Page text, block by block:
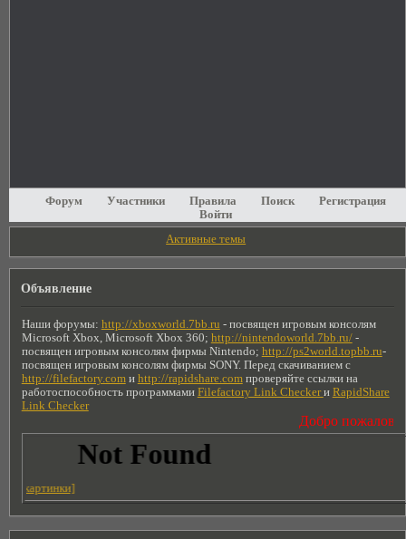
Форум Участники Правила Поиск
Регистрация
Войти
Активные темы
Объявление
Наши форумы: http://xboxworld.7bb.ru - посвящен игровым консолям
Microsoft Xbox, Microsoft Xbox 360; http://nintendoworld.7bb.ru/-
посвящен игровым консолям фирмы Nintendo; http://ps2world.topbb.ru-
посвящен игровым консолям фирмы SONY. Перед скачиванием с
http://filefactory.comи http://rapidshare.comпроверяйте ссылки на
работоспособность программами Filefactory Link Checkerи RapidShare
Link Checker
Добро пожаловать
картинки]